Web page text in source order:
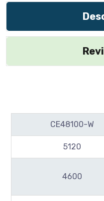
CE48100-W
5120
4600